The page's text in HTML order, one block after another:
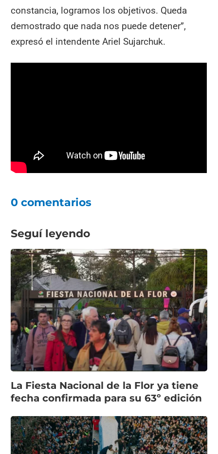
constancia, logramos los objetivos. Queda
demostrado que nada nos puede detener”,
expresó el intendente Ariel Sujarchuk.
0 comentarios
Seguí leyendo
La Fiesta Nacional de la Flor ya tiene
fecha confirmada para su 63º edición